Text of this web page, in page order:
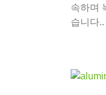
속하며
습니다..